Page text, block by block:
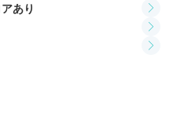
朝風呂でサッパリしま
あり